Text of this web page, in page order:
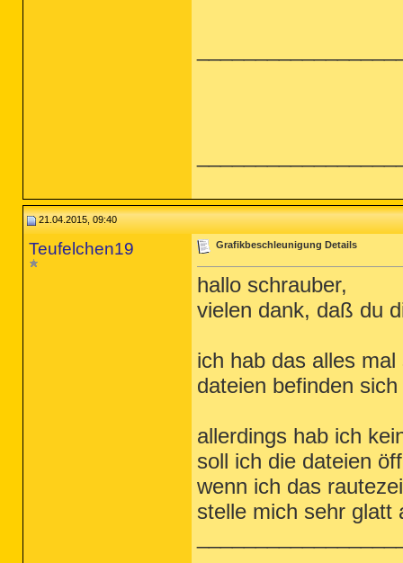
21.04.2015, 09:40
Teufelchen19 Grafikbeschleunigung Details
hallo schrauber,
vielen dank, daß du
ich hab das alles
dateien befinden
allerdings hab ich
soll ich die dateien
wenn ich das
stelle mich sehr glatt